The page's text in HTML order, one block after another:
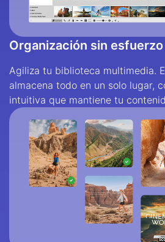
Organización sin esfuerzo
Agiliza tu biblioteca multimedia.
almacena todo en un solo lugar,
intuitiva que mantiene tu